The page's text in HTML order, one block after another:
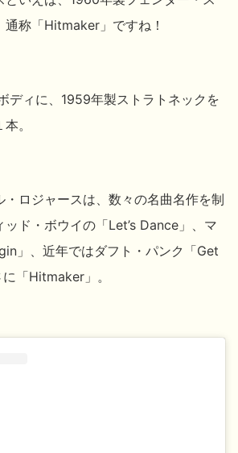
通称「Hitmaker」ですね！
ディに、1959年製ストラトネックを
。
・ロジャースは、数々の名曲名作を制
ド・ボウイの「Let’s Dance」、マ
」、近年ではダフト・パンク「Get
「Hitmaker」。